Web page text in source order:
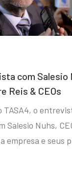
com Salesio
Reis & CEOs
TASA4, o
Salesio Nuhs,
empresa e seus